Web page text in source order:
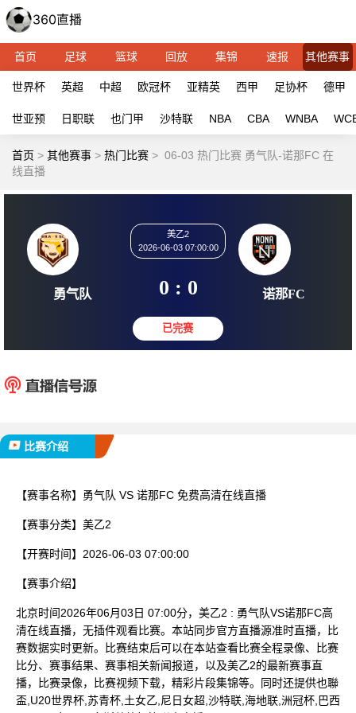
首页 足球 篮球 回放 集锦 速报 其他赛事
世界杯 英超 中超 欧冠杯 亚精英 西甲 足协杯 德甲
世亚预 日职联 也门甲 沙特联 NBA CBA WNBA
首页 > 其他赛事 > 热门比赛 > 06-03 热门比赛 勇气队-诺那FC 在
线直播
2026-06-03 07:00:00
0 : 0
比赛介绍
【赛事名称】 勇气队 VS 诺那FC 免费高清在线直播
【赛事分类】 美乙2
【开赛时间】 2026-06-03 07:00:00
【赛事介绍】
北京时间2026年06月03日 07:00分，美乙2 : 勇气队VS诺那FC高
清在线直播，无插件观看比赛。本站同步官方直播源准时直播，比
赛数据实时更新。比赛结束后可以在本站查看比赛全程录像、比赛
比分、赛事结果、赛事相关新闻报道，以及美乙2的最新赛事直
播，比赛录像，比赛视频下载，精彩片段集锦等。同时还提供也聯
盃,U20世界杯,苏青杯,土女乙,尼日女超,沙特联,海地联,洲冠杯,巴西